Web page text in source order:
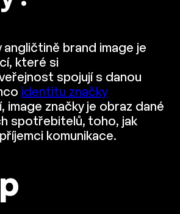
angličtině brand image je
které si
spojují s danou
identitu značky
image značky je obraz dané
spotřebitelů, toho, jak
komunikace.